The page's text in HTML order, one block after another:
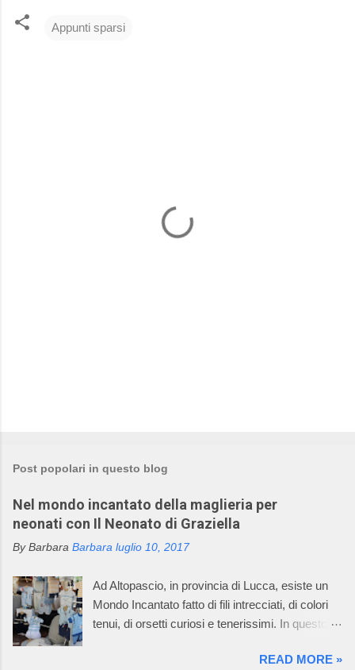
Appunti sparsi
Post popolari in questo blog
Nel mondo incantato della maglieria per
neonati con Il Neonato di Graziella
By Barbara Barbara luglio 10, 2017
Ad Altopascio, in provincia di Lucca, esiste un
Mondo Incantato fatto di fili intrecciati, di colori
tenui, di orsetti curiosi e tenerissimi. In questo
artigiani, che lavorano i fili con la maglieria e con
READ MORE »